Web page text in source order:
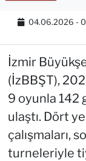
04.06.2026 -
İzmir
(İzBBŞT),
9 oyunla 142
ulaştı. Dört
çalışmaları,
turneleriyle